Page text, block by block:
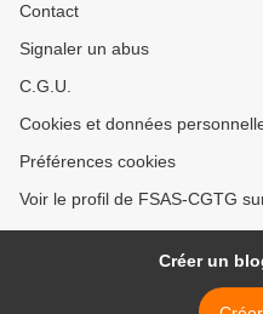
Contact
Signaler un abus
C.G.U.
Cookies et données
Préférences cookies
Voir le profil de FSAS-CGTG
Créer un